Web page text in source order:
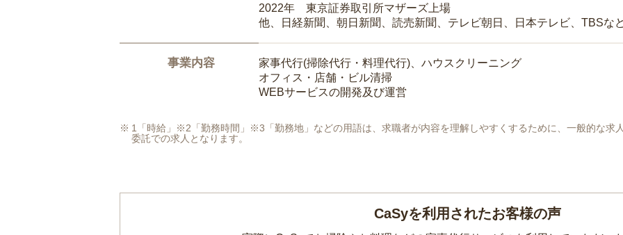
2022年 東京証券取引所マザーズ上場
他、日経新聞、朝日新聞、読売新聞、テレビ朝日、日本テレビ、TBSな
事業内容
家事代行(掃除代行・料理代行)、ハウスクリーニング
オフィス・店舗・ビル清掃
WEBサービスの開発及び運営
1「時給」※2「勤務時間」※3「勤務地」などの用語は、求職者が内容を理解しやすくするために、一般的な求
委託での求人となります。
CaSyを利用されたお客様の声